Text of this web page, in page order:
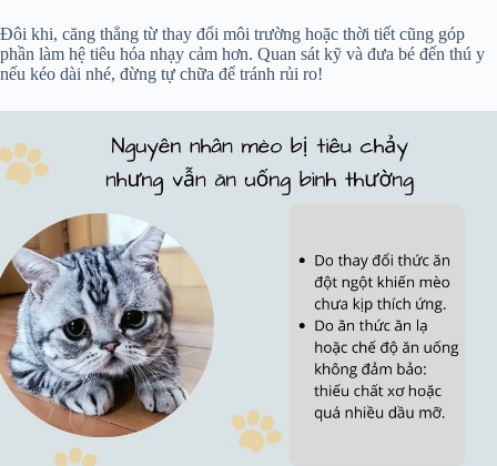
Đôi khi, căng thẳng từ thay đổi môi trường hoặc thời tiết cũng góp
phần làm hệ tiêu hóa nhạy cảm hơn. Quan sát kỹ và đưa bé đến thú y
nếu kéo dài nhé, đừng tự chữa để tránh rủi ro!